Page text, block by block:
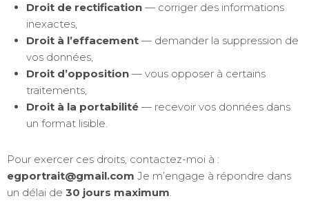
Droit de rectification — corriger des informations
inexactes,
Droit à l’effacement — demander la suppression de
vos données,
Droit d’opposition — vous opposer à certains
traitements,
Droit à la portabilité — recevoir vos données dans
un format lisible.
Pour exercer ces droits, contactez-moi à :
egportrait@gmail.com Je m’engage à répondre dans
un délai de 30 jours maximum.